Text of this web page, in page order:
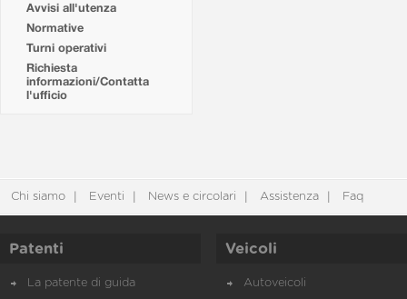
Avvisi all'utenza
Normative
Turni operativi
Richiesta
informazioni/Contatta
l'ufficio
Chi siamo Eventi News e circolari Assistenza Faq
Patenti
La patente di guida
Veicoli
Autoveicoli